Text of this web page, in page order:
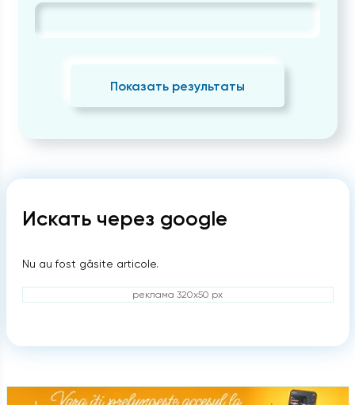
Показать результаты
Искать через google
Nu au fost găsite articole.
реклама 320x50 px